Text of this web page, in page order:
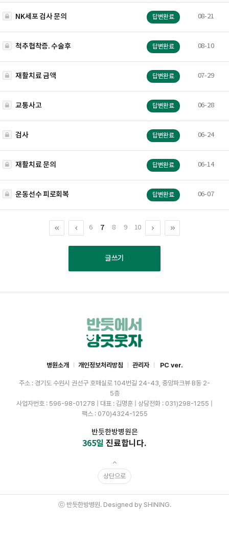
NK세포 검사 문의 답변완료 08-21
척추협착증. 수술후 답변완료 08-10
재활치료 금액 답변완료 07-29
교통사고 답변완료 06-28
검사 답변완료 06-24
재활치료 문의 답변완료 06-14
운동선수 피로회복 답변완료 06-07
6 7 8 9 10
글쓰기
병원소개 개인정보처리방침 관리자 PC ver.
주소 : 경기도 수원시 권선구 호매실로 104번길 24-43, 중앙파크뷰 B동 2-
5층
사업자번호 : 596-98-01278 | 대표 : 김명훈 | 상담전화 : 031)298-1255 |
팩스 : 070)4324-1255
반듯한방병원은
365일 진료합니다.
상단으로
ⓒ 반듯한방병원. Designed by SHINING.